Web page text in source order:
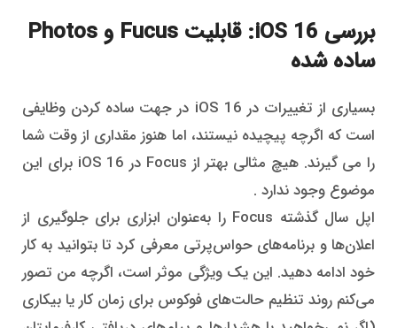
بررسی iOS 16: قابلیت Fucus و Photos
ساده شده
بسیاری از تغییرات در iOS 16 در جهت ساده کردن وظایفی
است که اگرچه پیچیده نیستند، اما هنوز مقداری از وقت شما
را می گیرند. هیچ مثالی بهتر از Focus در iOS 16 برای این
موضوع وجود ندارد .
اپل سال گذشته Focus را به‌عنوان ابزاری برای جلوگیری از
اعلان‌ها و برنامه‌های حواس‌پرتی معرفی کرد تا بتوانید به کار
خود ادامه دهید. این یک ویژگی موثر است، اگرچه من تصور
می‌کنم روند تنظیم حالت‌های فوکوس برای زمان کار یا بیکاری